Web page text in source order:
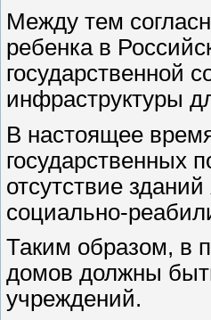
Между тем
ребенка в
государственной
инфраструктуры
В настоящее
государственных
отсутствие
социально-
Таким образом, в
домов должны
учреждений.